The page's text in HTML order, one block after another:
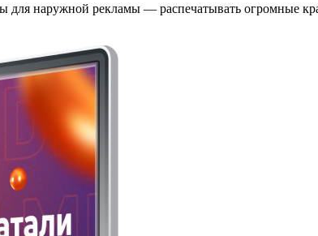
для наружной рекламы — распечатывать огромные